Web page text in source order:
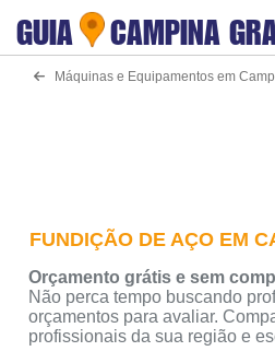
GUIA CAMPINA
Máquinas e Equipamentos em
FUNDIÇÃO DE AÇO EM
Orçamento grátis e sem
Não perca tempo buscando
orçamentos para avaliar.
profissionais da sua região e